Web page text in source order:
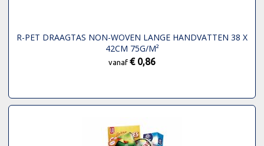
R-PET DRAAGTAS NON-WOVEN LANGE HANDVATTEN 38 X
42CM 75G/M²
vanaf € 0,86